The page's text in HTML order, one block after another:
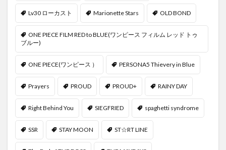
Lv30 ローカスト Marionette Stars OLD BOND
ONE PIECE FILM RED to BLUE(ワンピース フィルム レッド トゥ
ブルー)
ONE PIECE(ワンピース ） PERSONA5 Thievery in Blue
Prayers PROUD PROUD+ RAINY DAY
Right Behind You SIEGFRIED spaghetti syndrome
SSR STAY MOON ST☆RT LINE